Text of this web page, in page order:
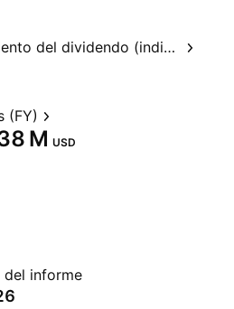
Rendimiento del dividendo (indicado)
(FY)
M‬ USD
del informe